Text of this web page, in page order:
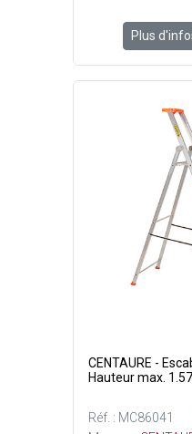
Plus
CENTAURE -
Hauteur max.
Réf. : MC86041